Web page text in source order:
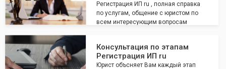
Регистрация ИП ru , полная справка
по услугам, общение с юристом по
всем интересующим вопросам
Консультация по этапам
Регистрация ИП ru
Юрист объсняет Вам каждый этап